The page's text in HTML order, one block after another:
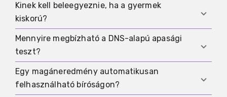
legtöbb jogrendben a beleegyezés és a jogszerű
mintavétel a kulcs.
Ez szinte soha nem a megfelelő út, mert a
titokban szerzett minták azonnal kételyeket
vetnek fel a beleegyezés, a minta eredete és a
későbbi felhasználhatóság kapcsán.
Kinek kell beleegyeznie, ha a gyermek
kiskorú?
Ezt az adott esetben a teszt előtt gondosan
ellenőrizni kell, mert nem minden érintett
személy jogosult automatikusan egyedül
érvényes beleegyezésre a gyermek nevében.
Mennyire megbízható a DNS-alapú apasági
teszt?
Helyes kivitelezés mellett az apaság nagyon
megbízhatóan kizárható vagy nagyon magas
Egy magáneredmény automatikusan
felhasználható bíróságon?